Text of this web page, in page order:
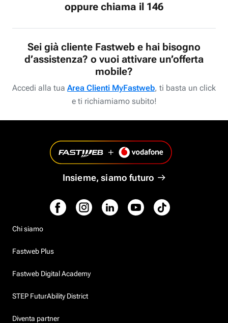
oppure chiama il 146
Sei già cliente Fastweb e hai bisogno
d’assistenza? o vuoi attivare un’offerta
mobile?
Accedi alla tua Area Clienti MyFastweb, ti basta un click
e ti richiamiamo subito!
Insieme, siamo futuro
Chi siamo
Fastweb Plus
Fastweb Digital Academy
STEP FuturAbility District
Diventa partner